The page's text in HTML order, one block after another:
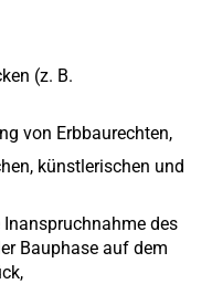
(z. B.
von Erbbaurechten,
künstlerischen und
des
Bauphase auf dem